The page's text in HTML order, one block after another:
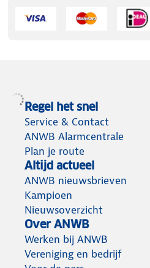
Regel het snel
Service & Contact
ANWB Alarmcentrale
Plan je route
Altijd actueel
ANWB nieuwsbrieven
Kampioen
Nieuwsoverzicht
Over ANWB
Werken bij ANWB
Vereniging en bedrijf